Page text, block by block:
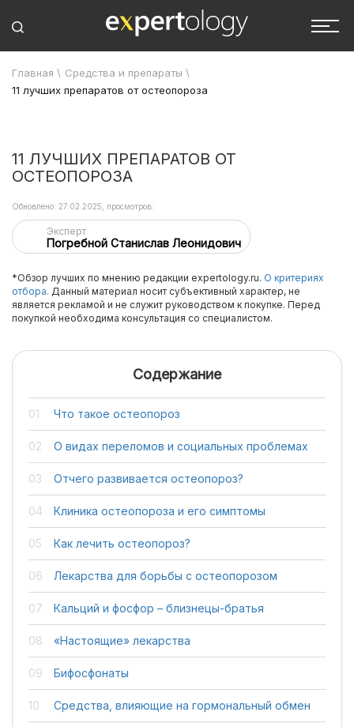
Главная \ Средства и препараты \
11 лучших препаратов от остеопороза
11 ЛУЧШИХ ПРЕПАРАТОВ ОТ
ОСТЕОПОРОЗА
Эксперт
Погребной Станислав Леонидович
Обновлено: 27.02.2025, просмотров:
*Обзор лучших по мнению редакции expertology.ru. О критериях
отбора. Данный материал носит субъективный характер, не
является рекламой и не служит руководством к покупке. Перед
покупкой необходима консультация со специалистом.
Содержание
Что такое остеопороз
О видах переломов и социальных проблемах
Отчего развивается остеопороз?
Клиника остеопороза и его симптомы
Как лечить остеопороз?
Лекарства для борьбы с остеопорозом
Кальций и фосфор – близнецы-братья
«Настоящие» лекарства
Бифосфонаты
Средства, влияющие на гормональный обмен